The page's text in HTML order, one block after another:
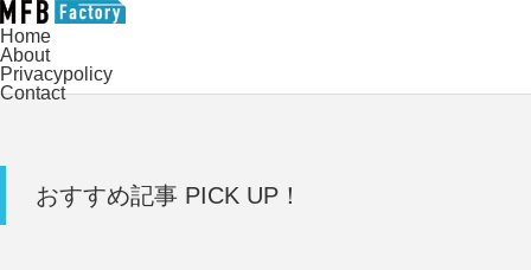
Home
About
Privacypolicy
Contact
おすすめ記事 PICK UP！